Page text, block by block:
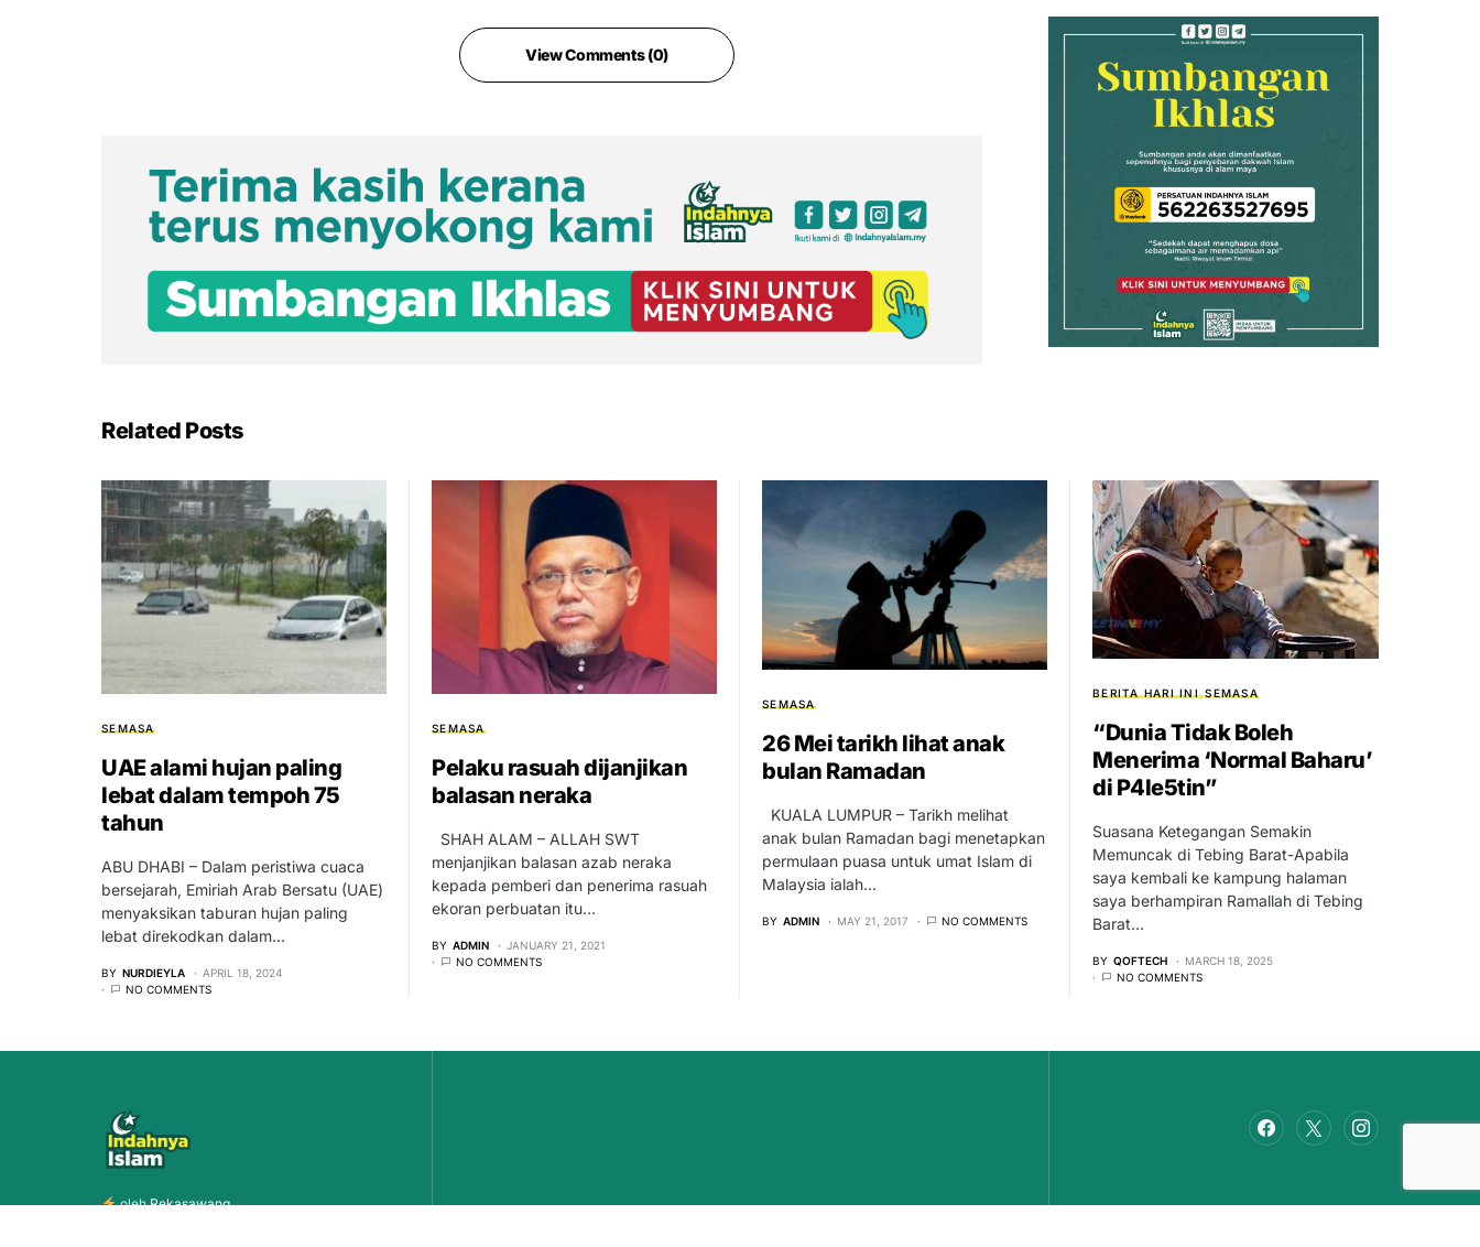
View Comments (0)
Related Posts
SEMASA
UAE alami hujan paling
lebat dalam tempoh 75
tahun
ABU DHABI – Dalam peristiwa cuaca
bersejarah, Emiriah Arab Bersatu (UAE)
menyaksikan taburan hujan paling
lebat direkodkan dalam…
BY NURDIEYLA
APRIL 18, 2024
NO COMMENTS
SEMASA
Pelaku rasuah dijanjikan
balasan neraka
SHAH ALAM – ALLAH SWT
menjanjikan balasan azab neraka
kepada pemberi dan penerima rasuah
ekoran perbuatan itu…
BY ADMIN
JANUARY 21, 2021
NO COMMENTS
SEMASA
26 Mei tarikh lihat anak
bulan Ramadan
KUALA LUMPUR – Tarikh melihat
anak bulan Ramadan bagi menetapkan
permulaan puasa untuk umat Islam di
Malaysia ialah…
BY ADMIN MAY 21, 2017 NO COMMENTS
BERITA HARI INI SEMASA
“Dunia Tidak Boleh
Menerima ‘Normal Baharu’
di P4le5tin”
Suasana Ketegangan Semakin
Memuncak di Tebing Barat-Apabila
saya kembali ke kampung halaman
saya berhampiran Ramallah di Tebing
Barat…
BY QOFTECH
MARCH 18, 2025
NO COMMENTS
olehRekasawang